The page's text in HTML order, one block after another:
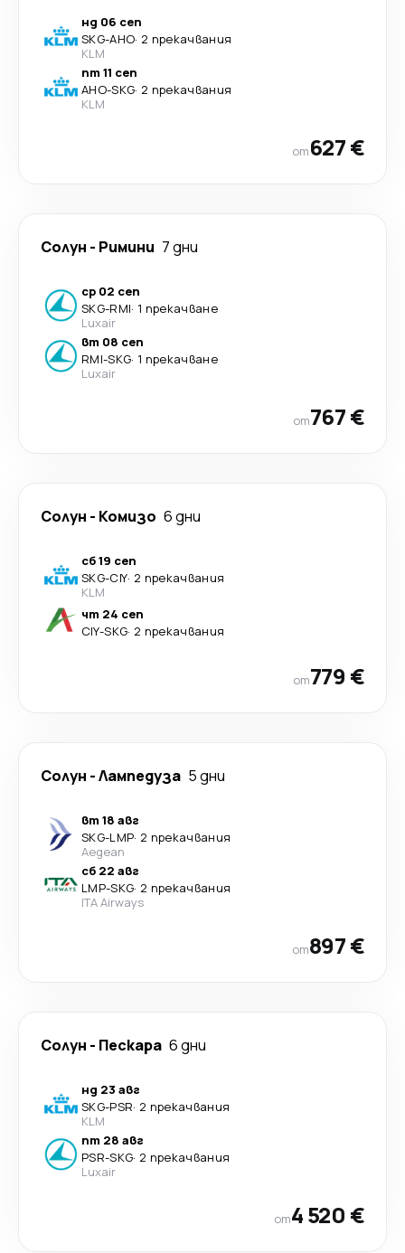
нд 06 сеп
SKG-AHO· 2 прекачвания
KLM
пт 11 сеп
AHO-SKG· 2 прекачвания
KLM
от627 €
Солун - Римини 7 дни
ср 02 сеп
SKG-RMI· 1 прекачване
Luxair
вт 08 сеп
RMI-SKG· 1 прекачване
Luxair
от767 €
Солун - Комизо 6 дни
сб 19 сеп
SKG-CIY· 2 прекачвания
KLM
чт 24 сеп
CIY-SKG· 2 прекачвания
от779 €
Солун -Лампедуза 5 дни
вт 18 авг
SKG-LMP· 2 прекачвания
Aegean
сб 22 авг
LMP-SKG· 2 прекачвания
ITA Airways
от897 €
Солун - Пескара 6 дни
нд 23 авг
SKG-PSR· 2 прекачвания
KLM
пт 28 авг
PSR-SKG· 2 прекачвания
Luxair
от4 520 €